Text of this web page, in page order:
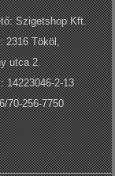
Szigetshop Kft.
2316 Tököl,
utca 2.
14223046-2-13
70-256-7750